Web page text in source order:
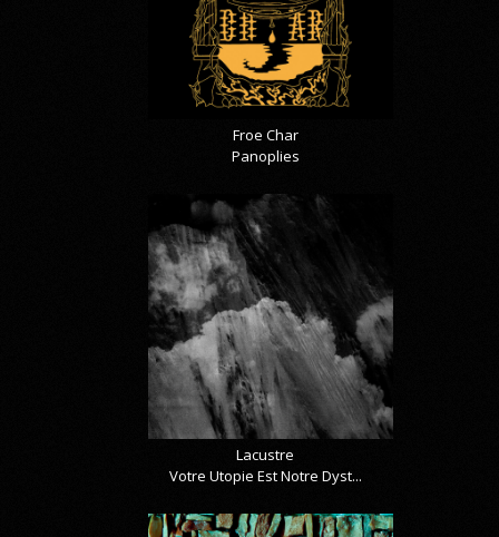
Froe Char
Panoplies
Lacustre
Votre Utopie Est Notre Dyst...